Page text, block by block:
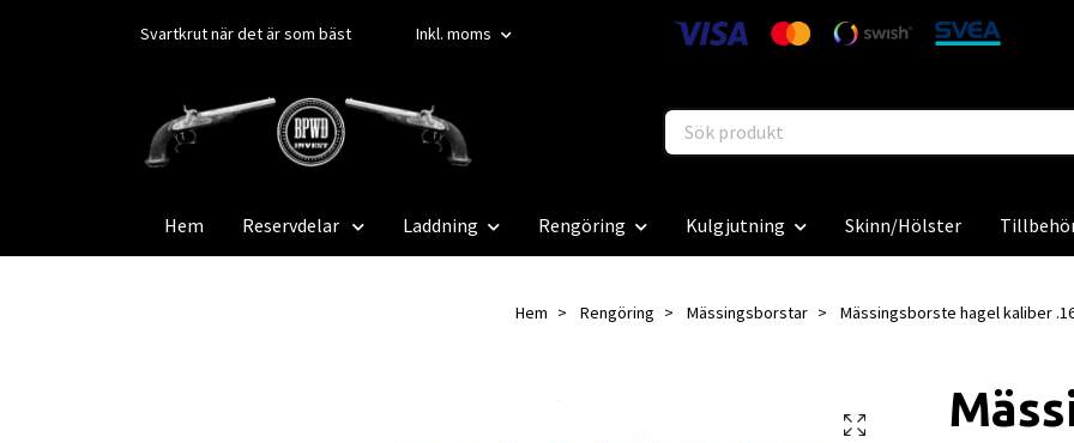
Svartkrut när det är som bäst Inkl. moms
Hem Reservdelar Laddning Rengöring Kulgjutning Skinn/Hölster
Hem Rengöring Mässingsborstar Mässingsborste hagel kaliber